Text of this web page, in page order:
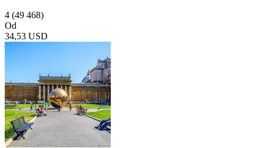
4 (49 468)
Od
34,53 USD